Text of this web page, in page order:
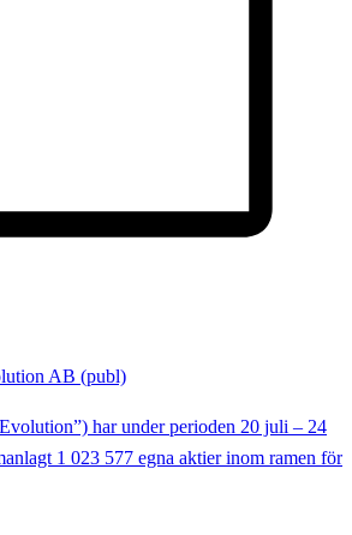
AB (publ)
har under perioden 20 juli – 24
1 023 577 egna aktier inom ramen för